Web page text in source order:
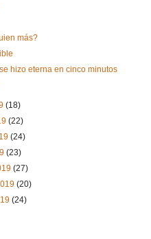
más?
hizo eterna en cinco minutos
(18)
(22)
(24)
(23)
(27)
(20)
(24)